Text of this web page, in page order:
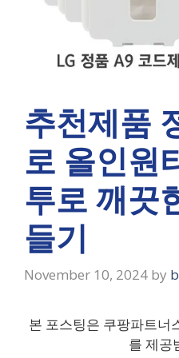
추천제품
로 올인원
투로 깨끗
들기
November 10, 2024 by
본 포스팅은 쿠팡파트너
를 제공